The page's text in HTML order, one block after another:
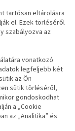
tartósan eltárolásra
el. Ezek törléséről
szabályozva az
vonatkozó
legfeljebb két
az Ön
sütik törléséről,
gondoskodhat
a „Cookie
az „Analitika” és